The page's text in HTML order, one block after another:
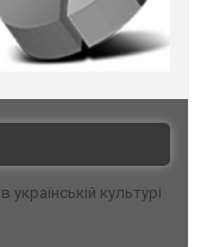
культурі